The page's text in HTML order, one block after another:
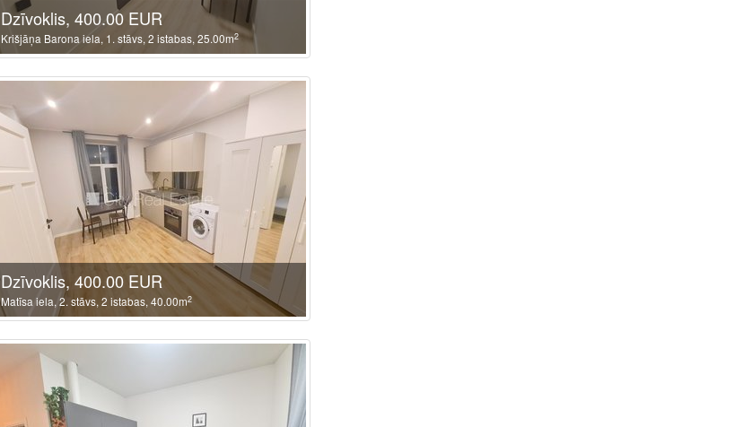
Dzīvoklis, 400.00 EUR
Krišjāņa Barona iela, 1. stāvs, 2 istabas, 25.00m2
Dzīvoklis, 400.00 EUR
Matīsa iela, 2. stāvs, 2 istabas, 40.00m2